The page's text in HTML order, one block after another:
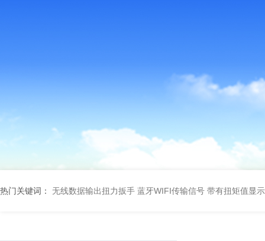
热门关键词： 无线数据输出扭力扳手 蓝牙WIFI传输信号 带有扭矩值显